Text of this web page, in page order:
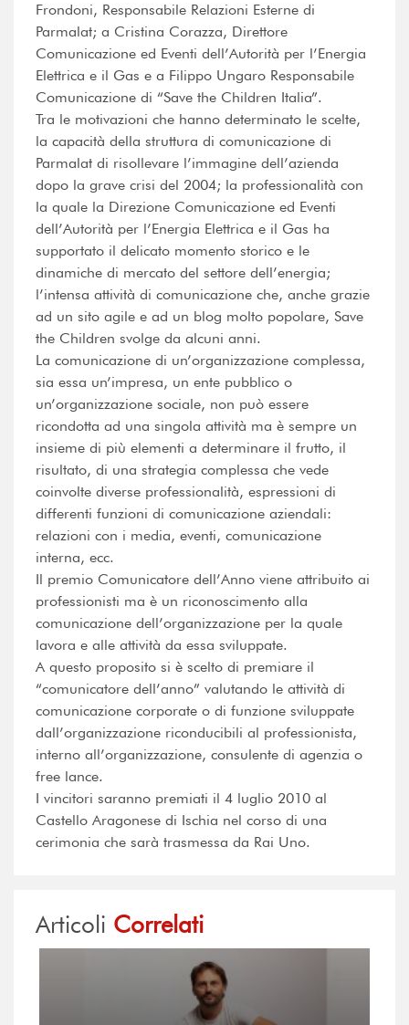
Frondoni, Responsabile Relazioni Esterne di
Parmalat; a Cristina Corazza, Direttore
Comunicazione ed Eventi dell’Autorità per l’Energia
Elettrica e il Gas e a Filippo Ungaro Responsabile
Comunicazione di “Save the Children Italia”.
Tra le motivazioni che hanno determinato le scelte,
la capacità della struttura di comunicazione di
Parmalat di risollevare l’immagine dell’azienda
dopo la grave crisi del 2004; la professionalità con
la quale la Direzione Comunicazione ed Eventi
dell’Autorità per l’Energia Elettrica e il Gas ha
supportato il delicato momento storico e le
dinamiche di mercato del settore dell’energia;
l’intensa attività di comunicazione che, anche grazie
ad un sito agile e ad un blog molto popolare, Save
the Children svolge da alcuni anni.
La comunicazione di un’organizzazione complessa,
sia essa un’impresa, un ente pubblico o
un’organizzazione sociale, non può essere
ricondotta ad una singola attività ma è sempre un
insieme di più elementi a determinare il frutto, il
risultato, di una strategia complessa che vede
coinvolte diverse professionalità, espressioni di
differenti funzioni di comunicazione aziendali:
relazioni con i media, eventi, comunicazione
interna, ecc.
Il premio Comunicatore dell’Anno viene attribuito ai
professionisti ma è un riconoscimento alla
comunicazione dell’organizzazione per la quale
lavora e alle attività da essa sviluppate.
A questo proposito si è scelto di premiare il
“comunicatore dell’anno” valutando le attività di
comunicazione corporate o di funzione sviluppate
dall’organizzazione riconducibili al professionista,
interno all’organizzazione, consulente di agenzia o
free lance.
I vincitori saranno premiati il 4 luglio 2010 al
Castello Aragonese di Ischia nel corso di una
cerimonia che sarà trasmessa da Rai Uno.
Articoli Correlati